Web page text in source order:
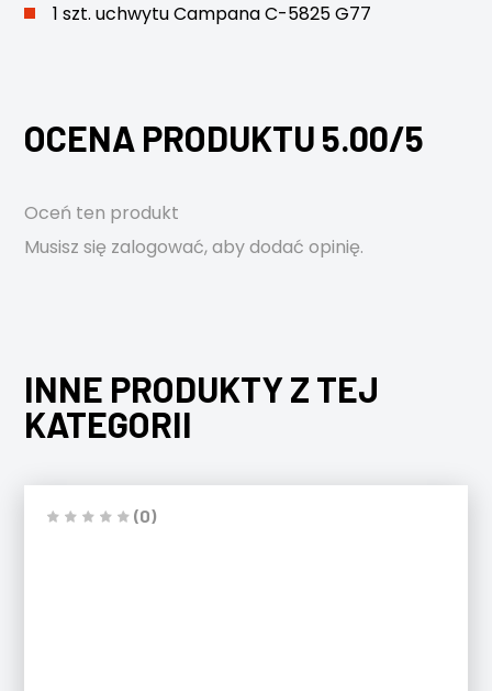
1 szt. uchwytu Campana C-5825 G77
OCENA PRODUKTU 5.00/5
Oceń ten produkt
Musisz się zalogować, aby dodać opinię.
INNE PRODUKTY Z TEJ
KATEGORII
(0)